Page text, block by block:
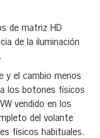
de matriz HD
de la iluminación
y el cambio menos
los botones físicos
vendido en los
del volante
físicos habituales.